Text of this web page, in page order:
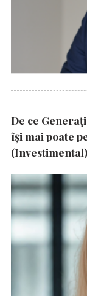
De ce
își mai poate
(Investimental)